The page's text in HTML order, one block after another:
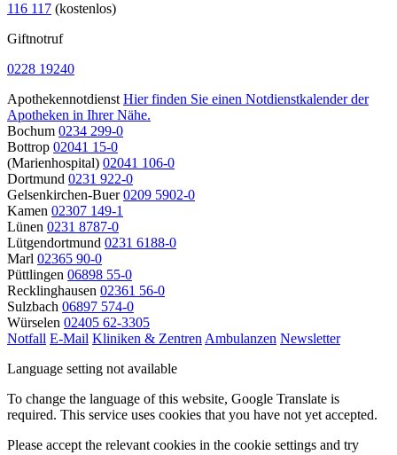
116 117 (kostenlos)
Giftnotruf
0228 19240
Apothekennotdienst Hier finden Sie einen Notdienstkalender der
Apotheken in Ihrer Nähe.
Bochum 0234 299-0
Bottrop 02041 15-0
(Marienhospital) 02041 106-0
Dortmund 0231 922-0
Gelsenkirchen-Buer 0209 5902-0
Kamen 02307 149-1
Lünen 0231 8787-0
Lütgendortmund 0231 6188-0
Marl 02365 90-0
Püttlingen 06898 55-0
Recklinghausen 02361 56-0
Sulzbach 06897 574-0
Würselen 02405 62-3305
Notfall E-Mail Kliniken & ZentrenAmbulanzen Newsletter
Language setting not available
To change the language of this website, Google Translate is
required. This service uses cookies that you have not yet accepted.
Please accept the relevant cookies in the cookie settings and try